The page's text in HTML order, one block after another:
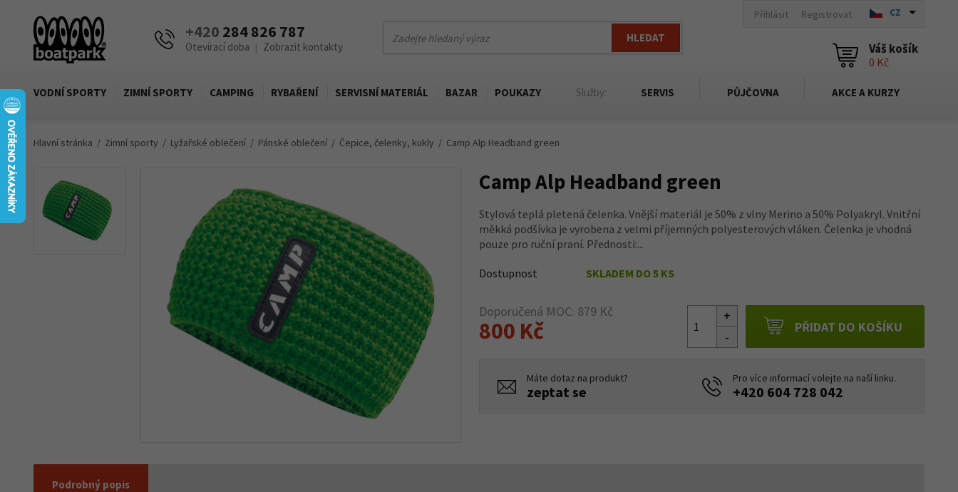
+420 284 826 787
Otevírací doba | Zobrazit kontakty
HLEDAT
Přihlásit Registrovat CZ
Váš košík
0 Kč
VODNÍ SPORTY ZIMNÍ SPORTY CAMPING RYBAŘENÍ SERVISNÍ MATERIÁL BAZAR POUKAZY Služby: SERVIS PŮJČOVNA AKCE A KURZY
Hlavní stránka Zimní sporty Lyžařské oblečení Pánské oblečení Čepice, čelenky, kukly Camp Alp Headband green
Camp Alp Headband green
Stylová teplá pletená čelenka. Vnější materiál je 50% z vlny Merino a 50% Polyakryl. Vnitřní
měkká podšívka je vyrobena z velmi příjemných polyesterových vláken. Čelenka je vhodná
pouze pro ruční praní. Přednosti:...
Dostupnost SKLADEM DO 5 KS
Doporučená MOC: 879 Kč
800 Kč PŘIDAT DO KOŠÍKU
Máte dotaz na produkt?
zeptat se
Pro více informací volejte na naší linku.
+420 604 728 042
Podrobný popis